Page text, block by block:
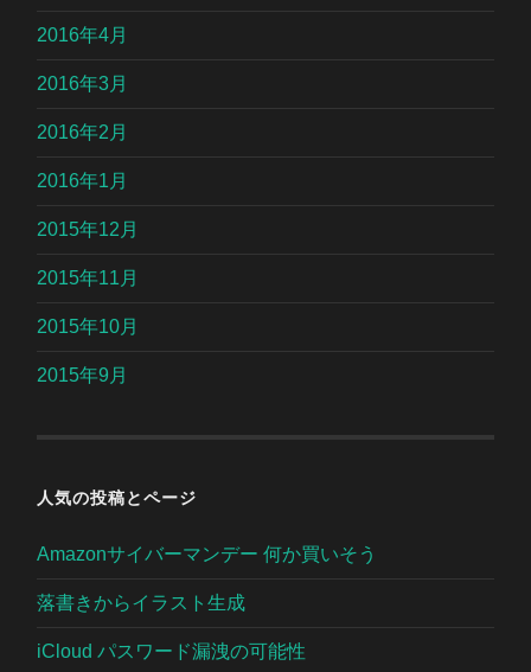
2016年4月
2016年3月
2016年2月
2016年1月
2015年12月
2015年11月
2015年10月
2015年9月
人気の投稿とページ
Amazonサイバーマンデー 何か買いそう
落書きからイラスト生成
iCloud パスワード漏洩の可能性